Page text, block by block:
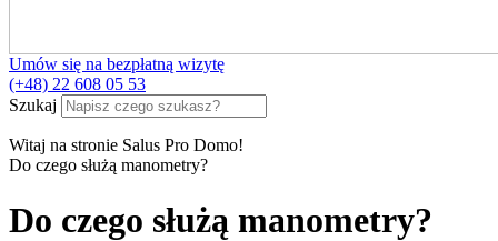
Umów się na bezpłatną wizytę
(+48) 22 608 05 53
Szukaj
Witaj na stronie Salus Pro Domo!
Do czego służą manometry?
Do czego służą manometry?